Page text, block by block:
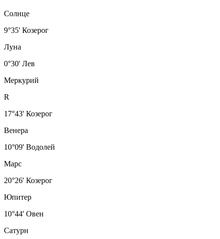
Солнце
9°35' Козерог
Луна
0°30' Лев
Меркурий
R
17°43' Козерог
Венера
10°09' Водолей
Марс
20°26' Козерог
Юпитер
10°44' Овен
Сатурн